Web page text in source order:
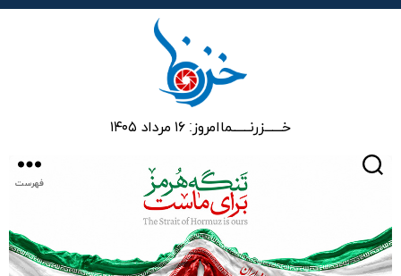
خـــــــزرنـــــــماامروز: ۱۶ مرداد ۱۴۰۵
فهرست